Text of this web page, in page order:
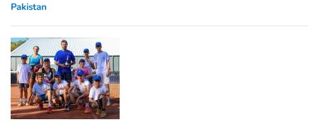
Pakistan